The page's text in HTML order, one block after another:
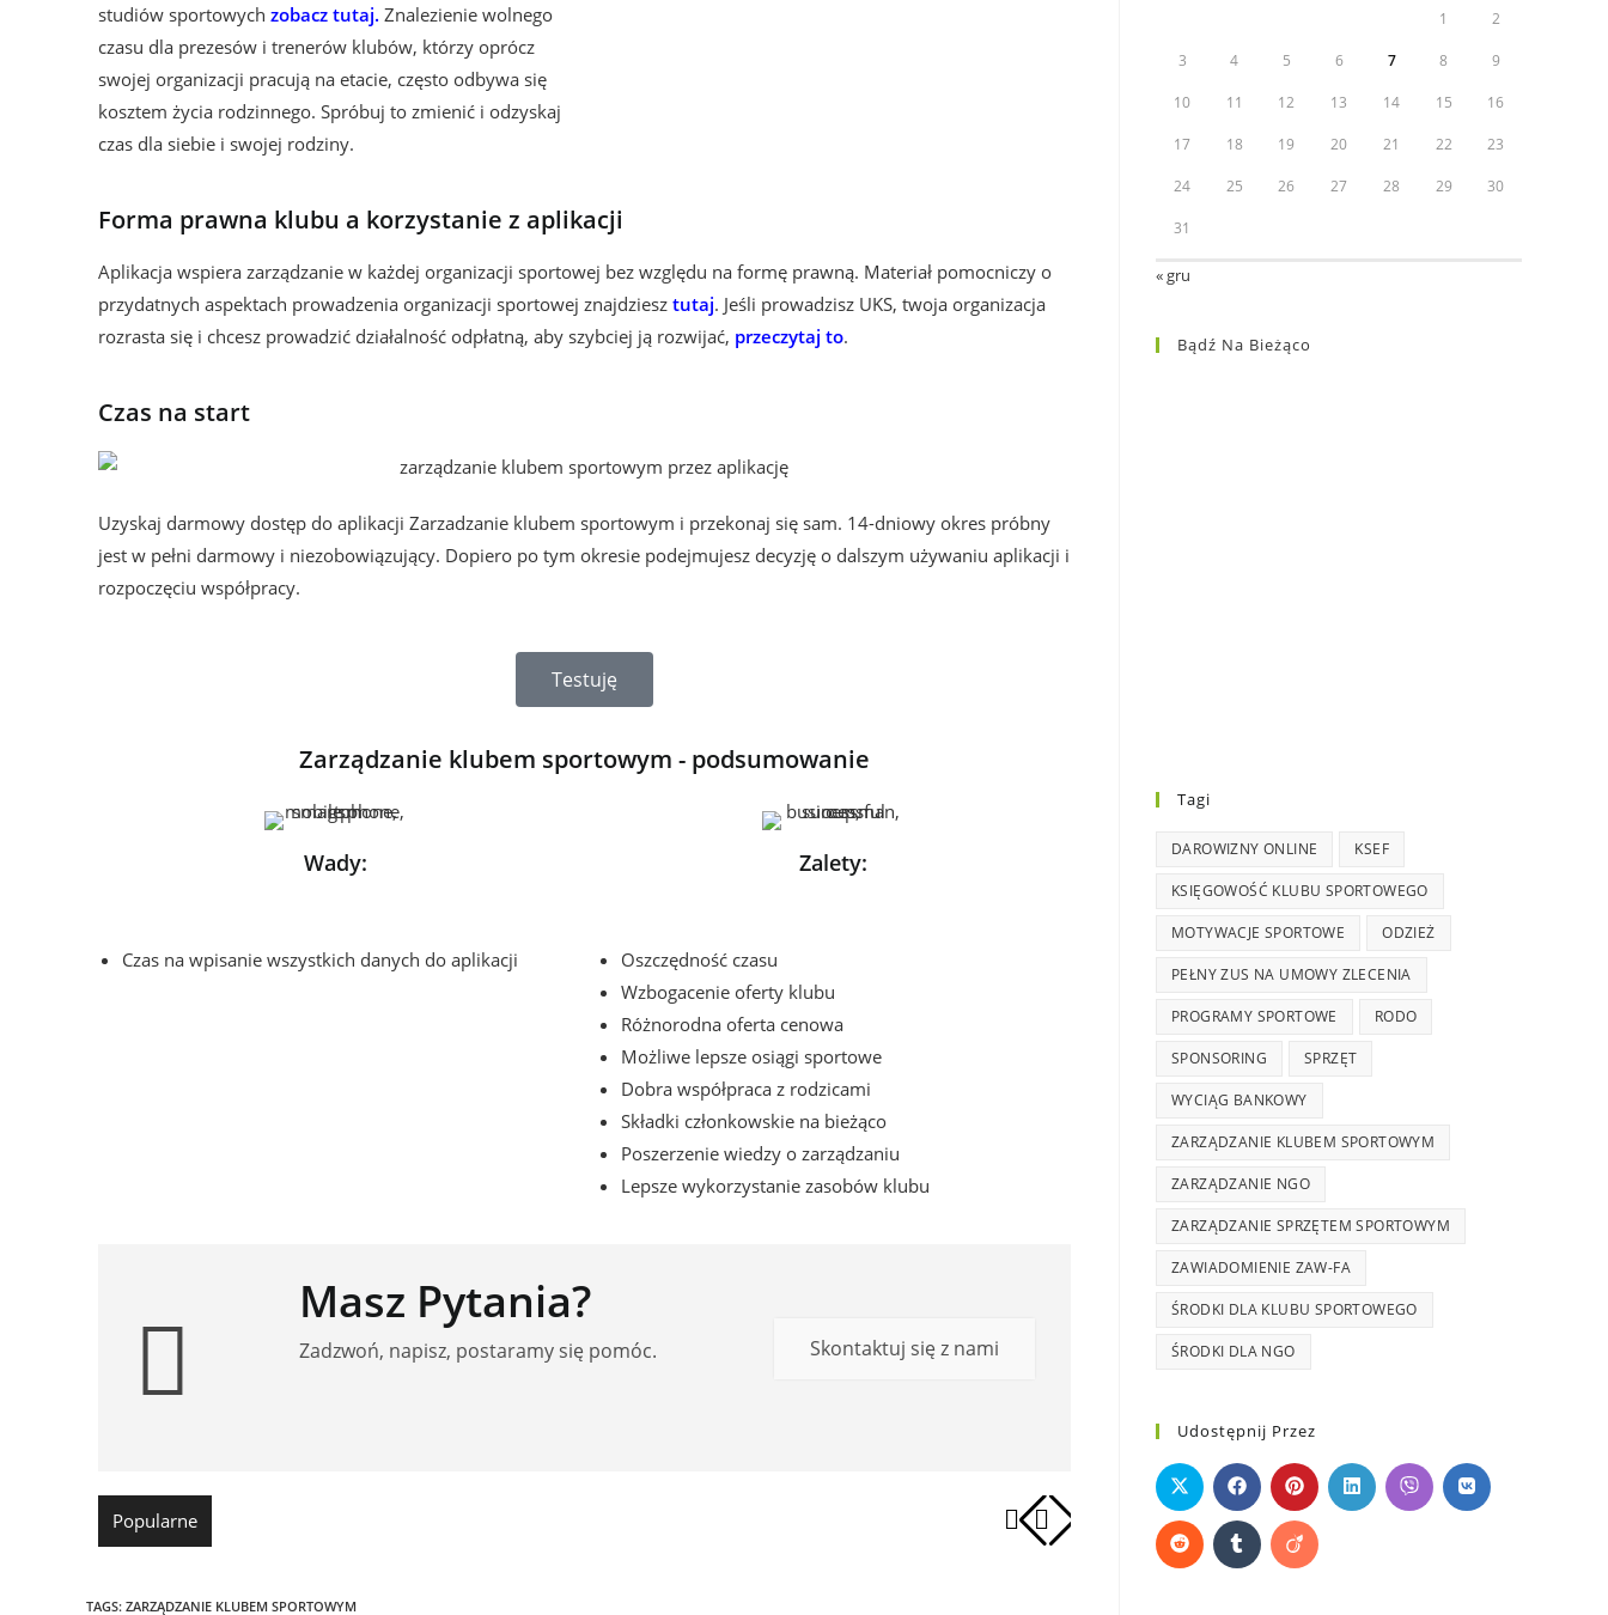
studiów sportowych zobacz tutaj. Znalezienie wolnego
czasu dla prezesów i trenerów klubów, którzy oprócz
swojej organizacji pracują na etacie, często odbywa się
kosztem życia rodzinnego. Spróbuj to zmienić i odzyskaj
czas dla siebie i swojej rodziny.
Forma prawna klubu a korzystanie z aplikacji
Aplikacja wspiera zarządzanie w każdej organizacji sportowej bez względu na formę prawną. Materiał pomocniczy o
przydatnych aspektach prowadzenia organizacji sportowej znajdziesz tutaj. Jeśli prowadzisz UKS, twoja organizacja
rozrasta się i chcesz prowadzić działalność odpłatną, aby szybciej ją rozwijać, przeczytaj to.
Czas na start
Uzyskaj darmowy dostęp do aplikacji Zarzadzanie klubem sportowym i przekonaj się sam. 14-dniowy okres próbny
jest w pełni darmowy i niezobowiązujący. Dopiero po tym okresie podejmujesz decyzję o dalszym używaniu aplikacji i
rozpoczęciu współpracy.
Testuję
Zarządzanie klubem sportowym - podsumowanie
Wady:
Czas na wpisanie wszystkich danych do aplikacji
Zalety:
Oszczędność czasu
Wzbogacenie oferty klubu
Różnorodna oferta cenowa
Możliwe lepsze osiągi sportowe
Dobra współpraca z rodzicami
Składki członkowskie na bieżąco
Poszerzenie wiedzy o zarządzaniu
Lepsze wykorzystanie zasobów klubu
Masz Pytania?
Zadzwoń, napisz, postaramy się pomóc. Skontaktuj się z nami
Popularne
TAGS: ZARZĄDZANIE KLUBEM SPORTOWYM
1 2
3 4 5 6 7 8 9
10 11 12 13 14 15 16
17 18 19 20 21 22 23
24 25 26 27 28 29 30
31
« gru
Bądź Na Bieżąco
Tagi
DAROWIZNY ONLINE KSEF
KSIĘGOWOŚĆ KLUBU SPORTOWEGO
MOTYWACJE SPORTOWE ODZIEŻ
PEŁNY ZUS NA UMOWY ZLECENIA
PROGRAMY SPORTOWE RODO
SPONSORING SPRZĘT
WYCIĄG BANKOWY
ZARZĄDZANIE KLUBEM SPORTOWYM
ZARZĄDZANIE NGO
ZARZĄDZANIE SPRZĘTEM SPORTOWYM
ZAWIADOMIENIE ZAW-FA
ŚRODKI DLA KLUBU SPORTOWEGO
ŚRODKI DLA NGO
Udostępnij Przez